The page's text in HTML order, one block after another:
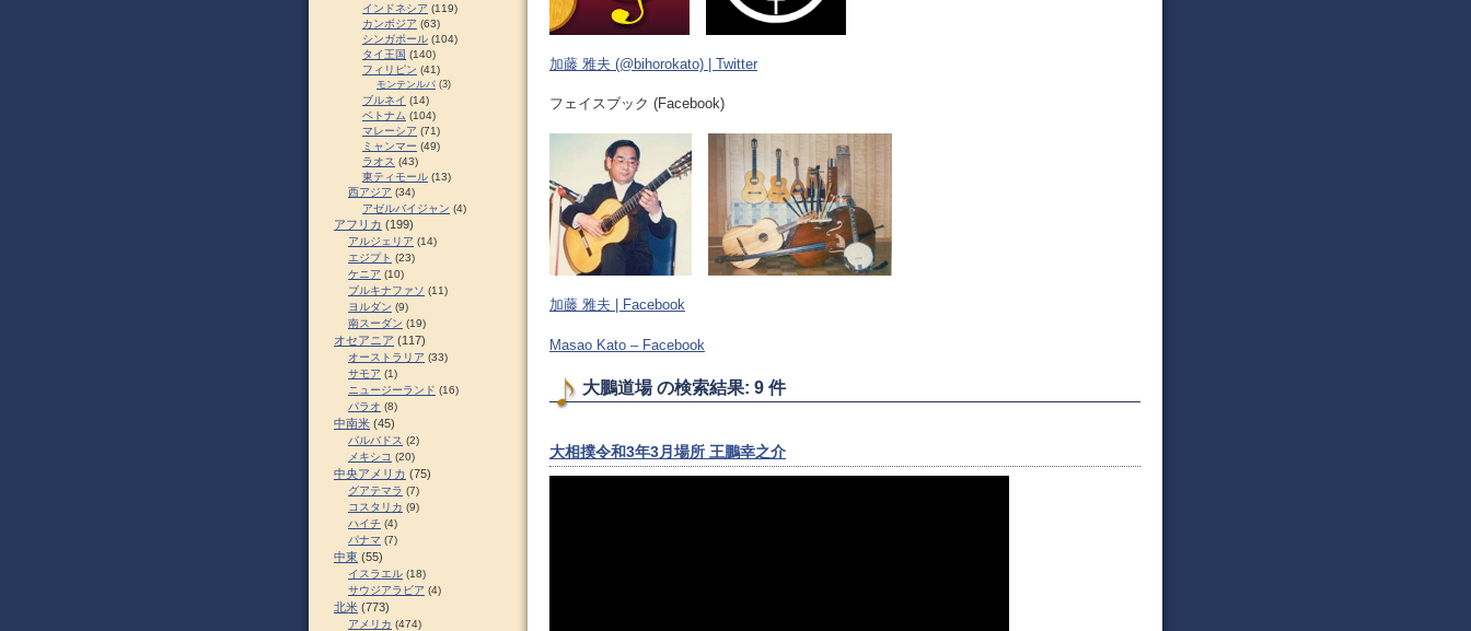
加藤 雅夫 (@bihorokato) | Twitter
フェイスブック (Facebook)
加藤 雅夫 | Facebook
Masao Kato – Facebook
大鵬道場 の検索結果: 9 件
大相撲令和3年3月場所 王鵬幸之介
インドネシア (119)
カンボジア (63)
シンガポール (104)
タイ王国 (140)
フィリピン (41)
モンテンルパ (3)
ブルネイ (14)
ベトナム (104)
マレーシア (71)
ミャンマー (49)
ラオス (43)
東ティモール (13)
西アジア (34)
アゼルバイジャン (4)
アフリカ (199)
アルジェリア (14)
エジプト (23)
ケニア (10)
ブルキナファソ (11)
ヨルダン (9)
南スーダン (19)
オセアニア (117)
オーストラリア (33)
サモア (1)
ニュージーランド (16)
パラオ (8)
中南米 (45)
バルバドス (2)
メキシコ (20)
中央アメリカ (75)
グアテマラ (7)
コスタリカ (9)
ハイチ (4)
パナマ (7)
中東 (55)
イスラエル (18)
サウジアラビア (4)
北米 (773)
アメリカ (474)